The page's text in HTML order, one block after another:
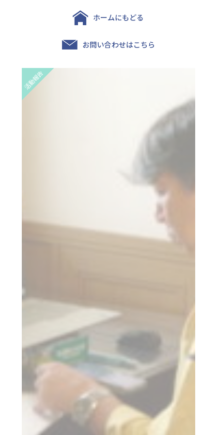
ホームにもどる
お問い合わせはこちら
活動報告